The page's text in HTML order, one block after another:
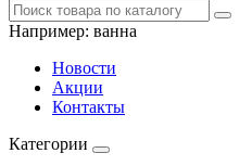
Например: ванна
Новости
Акции
Контакты
Категории